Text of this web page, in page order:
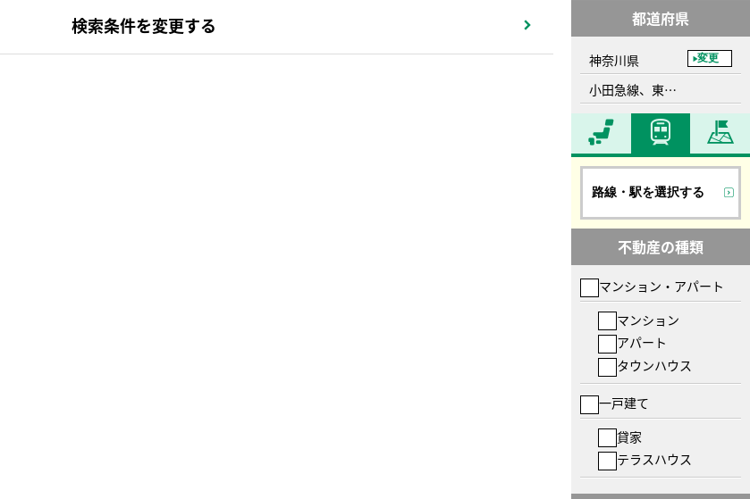
検索条件を変更する 都道府県
神奈川県 変更
小田急線、東海大学前駅
路線・駅を選択する
不動産の種類
マンション・アパート
マンション
アパート
タウンハウス
一戸建て
貸家
テラスハウス